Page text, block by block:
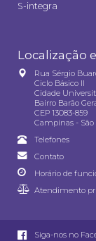
S-integra
Localização
Rua Sérgio
Ciclo Básico II
Cidade
Bairro Barão
CEP 13083-859
Campinas - São
Telefones
Contato
Horário de
Atendimento
Siga-nos no